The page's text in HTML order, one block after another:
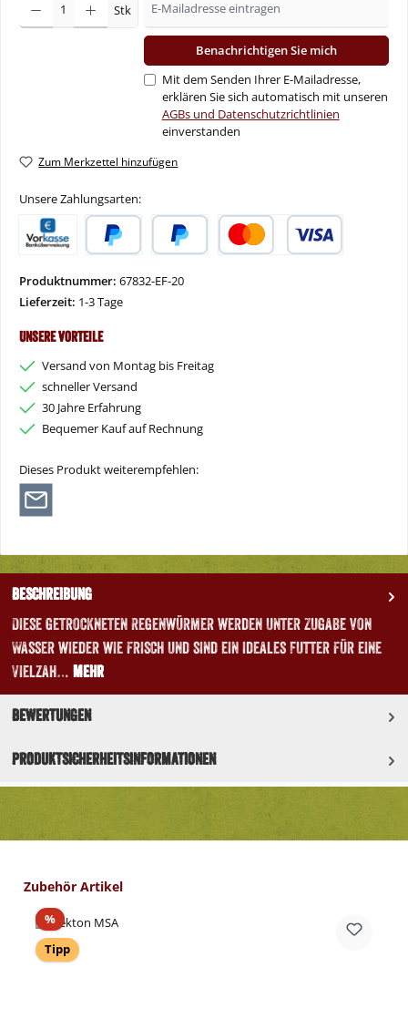
Stk
Benachrichtigen Sie mich
Mit dem Senden Ihrer E-Mailadresse,
erklären Sie sich automatisch mit unseren
AGBs und Datenschutzrichtlinien
einverstanden
Zum Merkzettel hinzufügen
Unsere Zahlungsarten:
Produktnummer: 67832-EF-20
Lieferzeit: 1-3 Tage
Unsere Vorteile
Versand von Montag bis Freitag
schneller Versand
30 Jahre Erfahrung
Bequemer Kauf auf Rechnung
Dieses Produkt weiterempfehlen:
Beschreibung
Diese getrockneten Regenwürmer werden unter Zugabe von
Wasser wieder wie frisch und sind ein ideales Futter für eine
Vielzah… Mehr
Bewertungen
Produktsicherheitsinformationen
Produktgalerie überspringen
Zubehör Artikel
%Rabatt
Tipp